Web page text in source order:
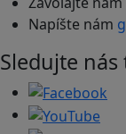
Napíšte nám
Sledujte nás